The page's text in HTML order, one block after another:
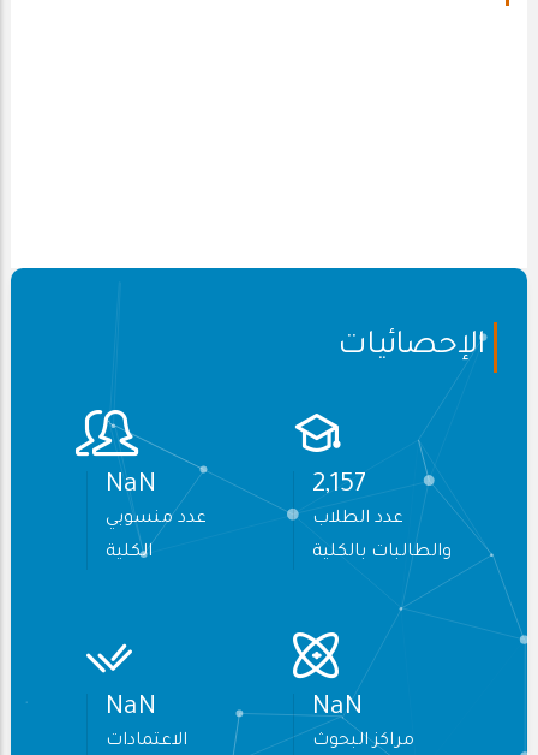
الإحصائيات
2,589
عدد الطلاب
والطالبات بالكلية
NaN
عدد منسوبي
الكلية
NaN
مراكز البحوث
NaN
الاعتمادات